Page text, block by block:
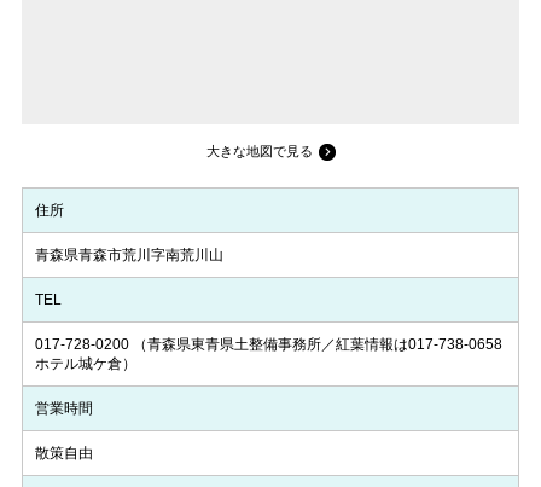
大きな地図で見る
住所
青森県青森市荒川字南荒川山
TEL
017-728-0200（青森県東青県土整備事務所／紅葉情報は017-738-0658
ホテル城ケ倉）
営業時間
散策自由